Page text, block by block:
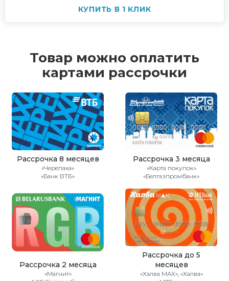
КУПИТЬ В 1 КЛИК
Товар можно оплатить
картами рассрочки
Рассрочка 8 месяцев
«Черепаха»
«Банк ВТБ»
Рассрочка 3 месяца
«Карта покупок»
«Белгазпромбанк»
Рассрочка 2 месяца
«Магнит»
Рассрочка до 5
месяцев
«Халва MAX», «Халва»